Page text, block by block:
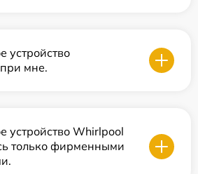
устройство
мне.
устройство Whirlpool
только фирменными